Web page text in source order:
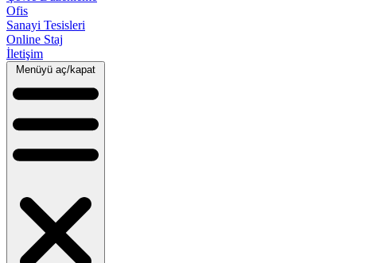
Ofis
Sanayi Tesisleri
Online Staj
İletişim
Menüyü aç/kapat